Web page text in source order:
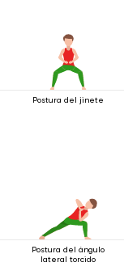
Postura del jinete
Postura del ángulo
lateral torcido